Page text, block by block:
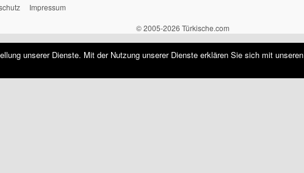
Impressum
© 2005-2026 Türkische.com
unserer Dienste. Mit der Nutzung unserer Dienste erklären Sie sich mit unseren